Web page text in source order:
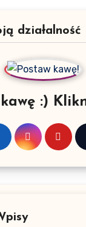
działalność
kawę :)